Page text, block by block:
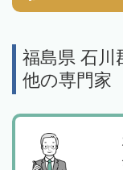
福島県 石川
他の専門家